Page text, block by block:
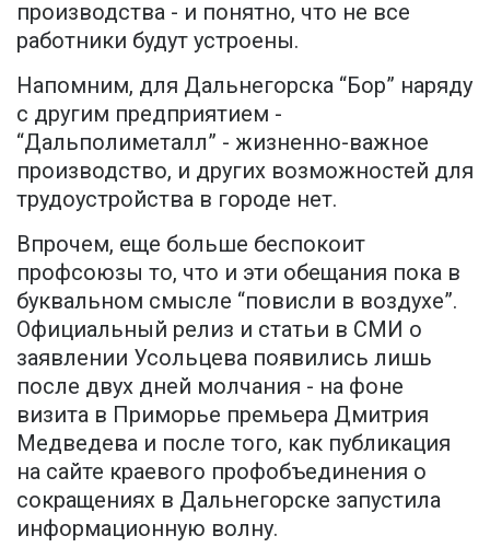
производства - и понятно, что не все
работники будут устроены.
Напомним, для Дальнегорска “Бор” наряду
с другим предприятием -
“Дальполиметалл” - жизненно-важное
производство, и других возможностей для
трудоустройства в городе нет.
Впрочем, еще больше беспокоит
профсоюзы то, что и эти обещания пока в
буквальном смысле “повисли в воздухе”.
Официальный релиз и статьи в СМИ о
заявлении Усольцева появились лишь
после двух дней молчания - на фоне
визита в Приморье премьера Дмитрия
Медведева и после того, как публикация
на сайте краевого профобъединения о
сокращениях в Дальнегорске запустила
информационную волну.